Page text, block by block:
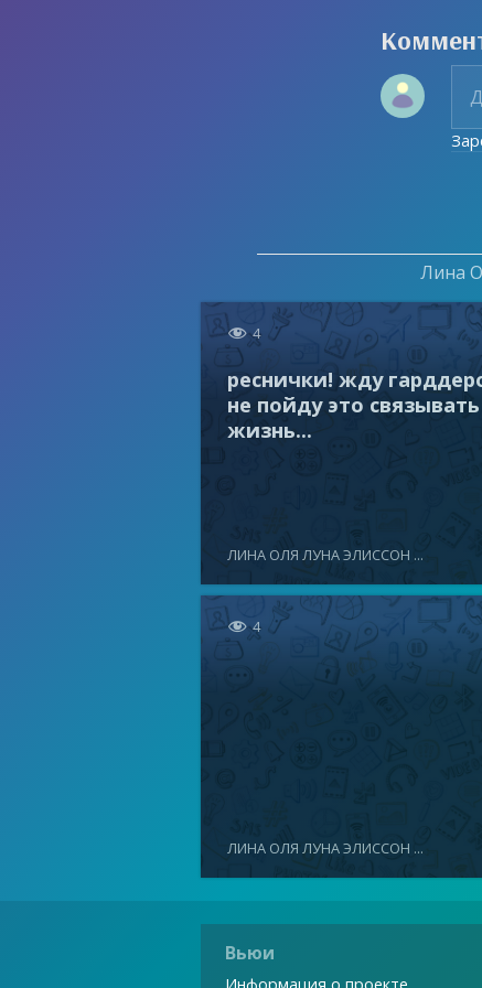
Лина
 4
реснички! жду
не пойду это связывать
жизнь...
ЛИНА ОЛЯ ЛУНА ЭЛИССОН ...
 4
ЛИНА ОЛЯ ЛУНА ЭЛИССОН ...
Вьюи